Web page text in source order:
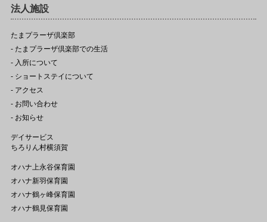
法人施設
たまプラーザ倶楽部
- たまプラーザ倶楽部での生活
- 入所について
- ショートステイについて
- アクセス
- お問い合わせ
- お知らせ
デイサービス
ちろりん村横須賀
オハナ上永谷保育園
オハナ新羽保育園
オハナ鶴ヶ峰保育園
オハナ鶴見保育園